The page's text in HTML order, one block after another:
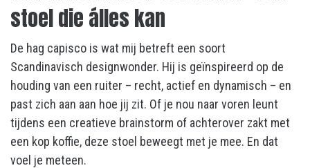
stoel die álles kan
De hag capisco is wat mij betreft een soort
Scandinavisch designwonder. Hij is geïnspireerd op de
houding van een ruiter – recht, actief en dynamisch – en
past zich aan aan hoe jij zit. Of je nou naar voren leunt
tijdens een creatieve brainstorm of achterover zakt met
een kop koffie, deze stoel beweegt met je mee. En dat
voel je meteen.